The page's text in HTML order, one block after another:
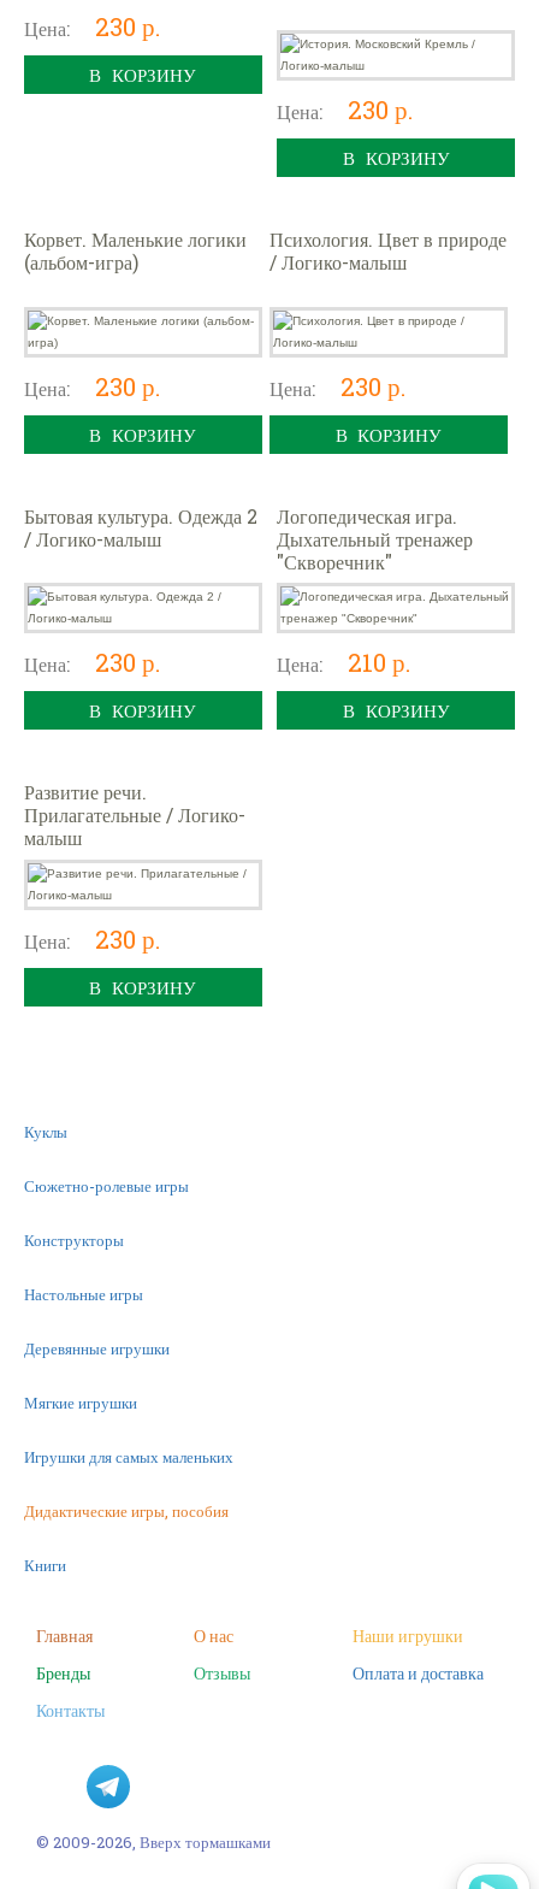
Цена: 230 р.
В КОРЗИНУ
Цена: 230 р.
В КОРЗИНУ
Корвет. Маленькие логики
(альбом-игра)
Цена: 230 р.
В КОРЗИНУ
Психология. Цвет в природе
/ Логико-малыш
Цена: 230 р.
В КОРЗИНУ
Бытовая культура. Одежда 2
/ Логико-малыш
Цена: 230 р.
В КОРЗИНУ
Логопедическая игра.
Дыхательный тренажер
"Скворечник"
Цена: 210 р.
В КОРЗИНУ
Развитие речи.
Прилагательные / Логико-
малыш
Цена: 230 р.
В КОРЗИНУ
Куклы
Сюжетно-ролевые игры
Конструкторы
Настольные игры
Деревянные игрушки
Мягкие игрушки
Игрушки для самых маленьких
Дидактические игры, пособия
Книги
Фигурки
Наборы для творчества
Пазлы
Главная О нас
Наши игрушки
Бренды
Отзывы
Оплата и доставка
Контакты
© 2009-2026, Вверх тормашками